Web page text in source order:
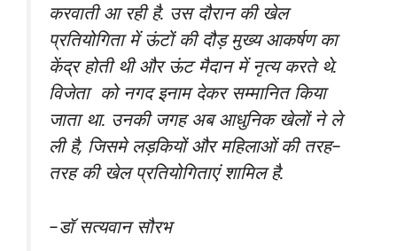
करवाती आ रही है. उस दौरान की खेल
प्रतियोगिता में ऊंटों की दौड़ मुख्य आकर्षण का
केंद्र होती थी और ऊंट मैदान में नृत्य करते थे.
विजेता को नगद इनाम देकर सम्मानित किया
जाता था. उनकी जगह अब आधुनिक खेलों ने ले
ली है, जिसमे लड़कियों और महिलाओं की तरह-
तरह की खेल प्रतियोगिताएं शामिल है.
-डॉ सत्यवान सौरभ